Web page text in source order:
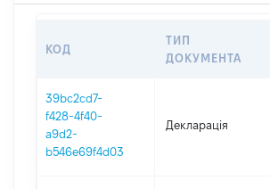
КОД
ТИП
ДОКУМЕНТА
39bc2cd7-
f428-4f40-
a9d2-
b546e69f4d03
Декларація